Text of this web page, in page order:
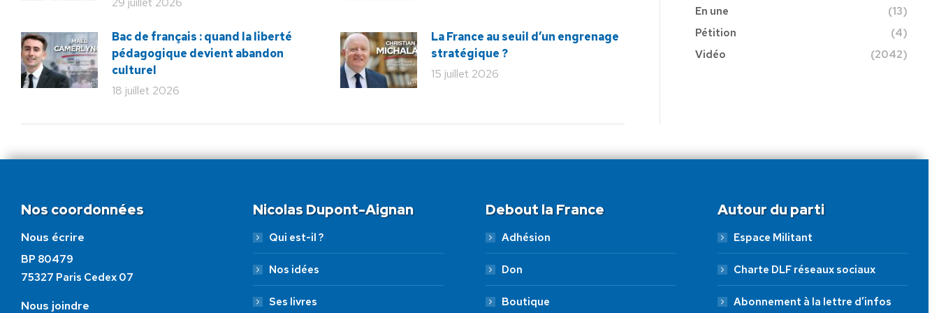
Bac de français : quand la liberté
pédagogique devient abandon
culturel
18 juillet 2026
La France au seuil d’un engrenage
stratégique ?
15 juillet 2026
En une
(13)
Pétition
(4)
Vidéo
(2042)
Nos coordonnées
Nous écrire
BP 80479
75327 Paris Cedex 07
Nous joindre
Nicolas Dupont-Aignan
Qui est-il ?
Nos idées
Ses livres
Debout la France
Adhésion
Don
Boutique
Autour du parti
Espace Militant
Charte DLF réseaux sociaux
Abonnement à la lettre d’infos